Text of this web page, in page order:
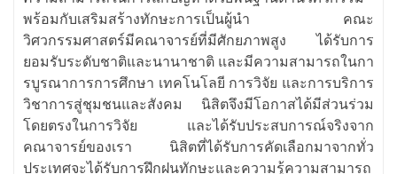
พร้อมกับเสริมสร้างทักษะการเป็นผู้นำ คณะ
วิศวกรรมศาสตร์มีคณาจารย์ที่มีศักยภาพสูง ได้รับการ
ยอมรับระดับชาติและนานาชาติ และมีความสามารถในกา
รบูรณาการการศึกษา เทคโนโลยี การวิจัย และการบริการ
วิชาการสู่ชุมชนและสังคม นิสิตจึงมีโอกาสได้มีส่วนร่วม
โดยตรงในการวิจัย และได้รับประสบการณ์จริงจาก
คณาจารย์ของเรา นิสิตที่ได้รับการคัดเลือกมาจากทั่ว
ประเทศจะได้รับการฝึกฝนทักษะและความรู้ความสามารถ